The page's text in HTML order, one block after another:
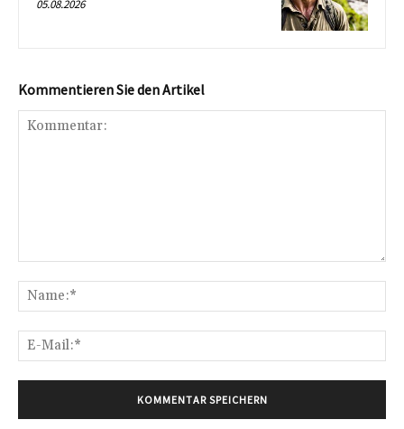
05.08.2026
Kommentieren Sie den Artikel